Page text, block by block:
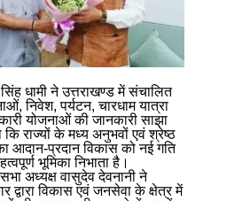
धामी ने उत्तराखण्ड में संचालित
निवेश, पर्यटन, चारधाम यात्रा
योजनाओं की जानकारी साझा
राज्यों के मध्य अनुभवों एवं श्रेष्ठ
आदान-प्रदान विकास को नई गति
भूमिका निभाता है।
अध्यक्ष वासुदेव देवनानी ने
द्वारा विकास एवं जनसेवा के क्षेत्र में